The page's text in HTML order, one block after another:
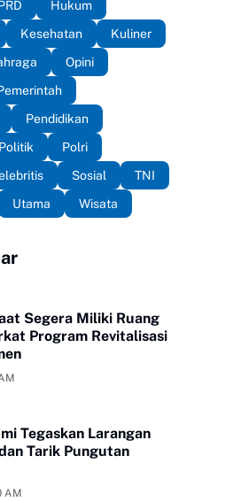
Hukum
Kesehatan
Kuliner
Opini
Pendidikan
Politik
Polri
Sosial
TNI
Utama Wisata
Segera Miliki Ruang
Program Revitalisasi
Tegaskan Larangan
Tarik Pungutan
AM